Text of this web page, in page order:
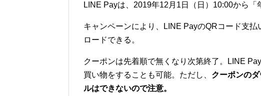
LINE Payは、2019年12月1日（日）10:00から「
キャンペーンにより、LINE PayのQRコード支
ロードできる。
クーポンは先着順で無くなり次第終了。LINE
買い物をすることも可能。ただし、 クーポンの
ルはできないので注意。